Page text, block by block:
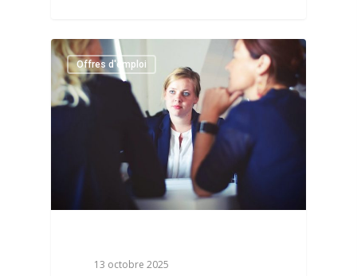
Offres d'emploi
13 octobre 2025